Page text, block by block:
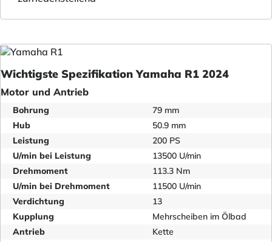
Wichtigste Spezifikation Yamaha R1 2024
Motor und Antrieb
Bohrung
79 mm
Hub
50.9 mm
Leistung
200 PS
U/min bei Leistung
13500 U/min
Drehmoment
113.3 Nm
U/min bei Drehmoment
11500 U/min
Verdichtung
13
Kupplung
Mehrscheiben im Ölbad
Antrieb
Kette